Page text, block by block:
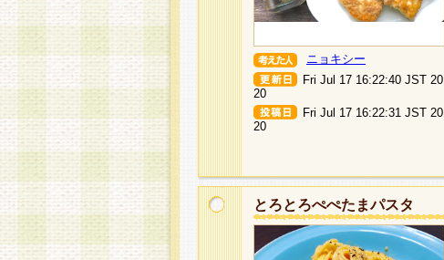
ニョキシー
Fri Jul 17 16:22:40 JST 20
20
Fri Jul 17 16:22:31 JST 20
20
とろとろぺぺたまパスタ